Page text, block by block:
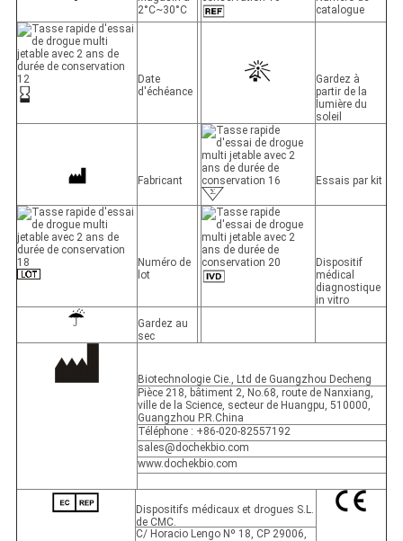
2°C~30°C
catalogue
Date
d'échéance
Gardez à
partir de la
lumière du
soleil
Fabricant Essais par kit
Numéro de
lot
Dispositif
médical
diagnostique
in vitro
Gardez au
sec
Biotechnologie Cie., Ltd de Guangzhou Decheng
Pièce 218, bâtiment 2, No.68, route de Nanxiang,
ville de la Science, secteur de Huangpu, 510000,
Guangzhou P.R.China
Téléphone : +86-020-82557192
sales@dochekbio.com
www.dochekbio.com
Dispositifs médicaux et drogues S.L.
de CMC.
C/ Horacio Lengo Nº 18, CP 29006,